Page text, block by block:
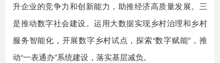
升企业的竞争力和创新能力，助推经济高质量发展。三
是推动数字社会建设。运用大数据实现乡村治理和乡村
服务智能化，开展数字乡村试点，探索“数字赋能”，推
动“一表通办”系统建设，落实基层减负。